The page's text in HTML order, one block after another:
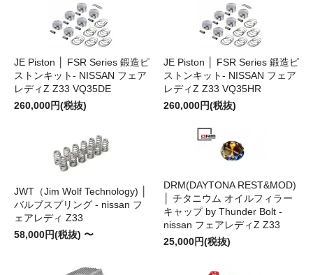
JE Piston │ FSR Series 鍛造ピ
ストンキット- NISSAN フェア
レディZ Z33 VQ35DE
260,000円(税抜)
JE Piston │ FSR Series 鍛造ピ
ストンキット- NISSAN フェア
レディZ Z33 VQ35HR
260,000円(税抜)
JWT（Jim Wolf Technology) │
バルブスプリング - nissan フ
ェアレディ Z33
58,000円(税抜) 〜
DRM(DAYTONA REST&MOD)
│ チタニウム オイルフィラー
キャップ by Thunder Bolt -
nissan フェアレディZ Z33
25,000円(税抜)